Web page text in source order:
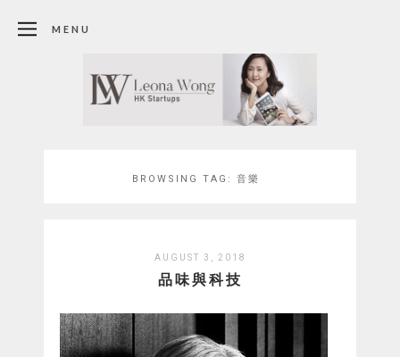
MENU
BROWSING TAG: 音樂
AUGUST 3, 2018
品味與科技